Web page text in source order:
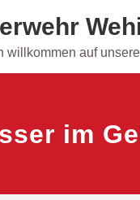
willkommen auf
im